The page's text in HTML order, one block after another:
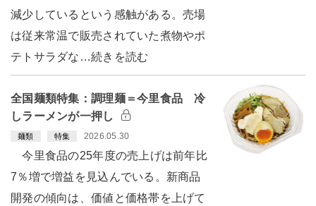
減少しているという感触がある。売場
は従来常温で販売されていた煮物やポ
テトサラダな…続きを読む
全国麺類特集：調理麺＝今里食品 冷
しラーメンが一押し
麺類 特集 2026.05.30
今里食品の25年度の売上げは前年比
7％増で増益を見込んでいる。新商品
開発の傾向は、価値と価格帯を上げて